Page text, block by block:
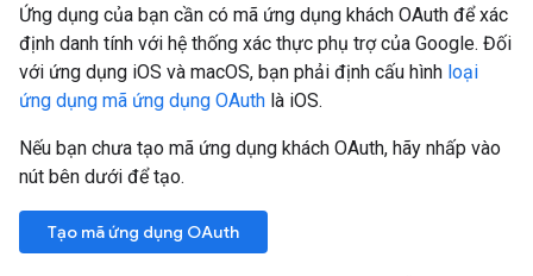
Ứng dụng của bạn cần có mã ứng dụng khách OAuth để xác
định danh tính với hệ thống xác thực phụ trợ của Google. Đối
với ứng dụng iOS và macOS, bạn phải định cấu hình loại
ứng dụng mã ứng dụng OAuth là iOS.
Nếu bạn chưa tạo mã ứng dụng khách OAuth, hãy nhấp vào
nút bên dưới để tạo.
Tạo mã ứng dụng OAuth